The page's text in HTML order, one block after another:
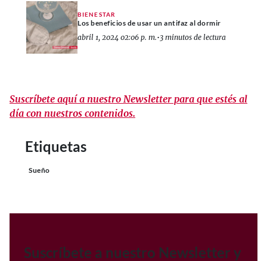
BIENESTAR
Los beneficios de usar un antifaz al dormir
abril 1, 2024 02:06 p. m.•3 minutos de lectura
Suscríbete aquí a nuestro Newsletter para que estés al
día con nuestros contenidos.
Etiquetas
Sueño
Suscríbete a nuestro Newsletter y